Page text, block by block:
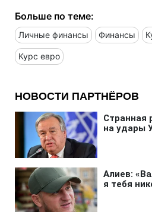
Больше по теме:
Личные финансы Финансы
Курс евро